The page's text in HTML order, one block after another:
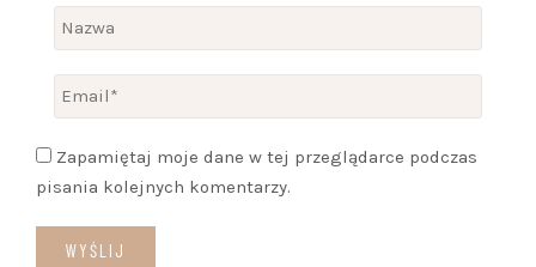
Zapamiętaj moje dane w tej przeglądarce podczas
pisania kolejnych komentarzy.